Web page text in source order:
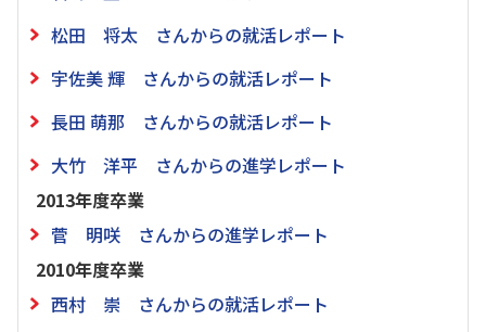
松田 将太 さんからの就活レポート
宇佐美 輝 さんからの就活レポート
長田 萌那 さんからの就活レポート
大竹 洋平 さんからの進学レポート
2013年度卒業
菅 明咲 さんからの進学レポート
2010年度卒業
西村 崇 さんからの就活レポート